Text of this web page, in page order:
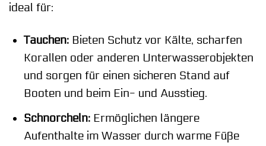
ideal für:
Tauchen:Bieten Schutz vor Kälte, scharfen
Korallen oder anderen Unterwasserobjekten
und sorgen für einen sicheren Stand auf
Booten und beim Ein- und Ausstieg.
Schnorcheln:Ermöglichen längere
Aufenthalte im Wasser durch warme Füße